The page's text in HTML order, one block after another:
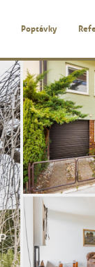
Poptávky